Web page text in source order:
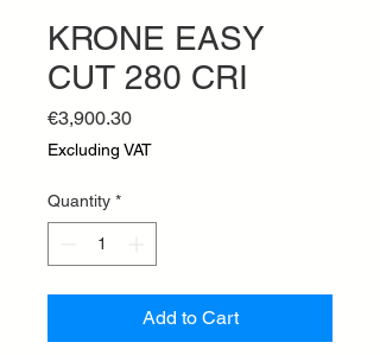
KRONE EASY
CUT 280 CRI
€3,900.30Price
Excluding VAT
Quantity *
Add to Cart